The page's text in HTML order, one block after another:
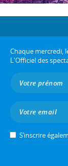
Chaque mercredi,
L'Officiel des
S’inscrire